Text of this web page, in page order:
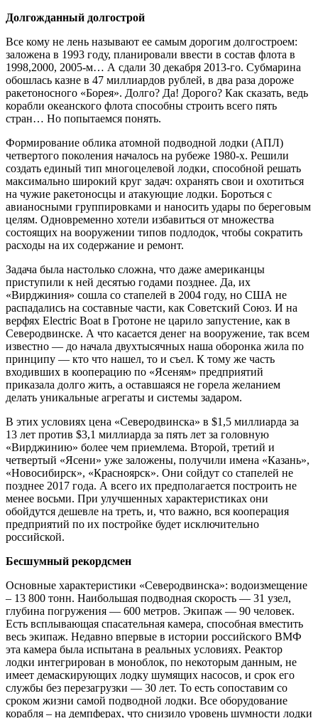
Долгожданный долгострой
Все кому не лень называют ее самым дорогим долгостроем:
заложена в 1993 году, планировали ввести в состав флота в
1998,2000, 2005-м… А сдали 30 декабря 2013-го. Субмарина
обошлась казне в 47 миллиардов рублей, в два раза дороже
ракетоносного «Борея». Долго? Да! Дорого? Как сказать, ведь
корабли океанского флота способны строить всего пять
стран… Но попытаемся понять.
Формирование облика атомной подводной лодки (АПЛ)
четвертого поколения началось на рубеже 1980-х. Решили
создать единый тип многоцелевой лодки, способной решать
максимально широкий круг задач: охранять свои и охотиться
на чужие ракетоносцы и атакующие лодки. Бороться с
авианосными группировками и наносить удары по береговым
целям. Одновременно хотели избавиться от множества
состоящих на вооружении типов подлодок, чтобы сократить
расходы на их содержание и ремонт.
Задача была настолько сложна, что даже американцы
приступили к ней десятью годами позднее. Да, их
«Вирджиния» сошла со стапелей в 2004 году, но США не
распадались на составные части, как Советский Союз. И на
верфях Electric Boat в Гротоне не царило запустение, как в
Северодвинске. А что касается денег на вооружение, так всем
известно — до начала двухтысячных наша оборонка жила по
принципу — кто что нашел, то и съел. К тому же часть
входивших в кооперацию по «Ясеням» предприятий
приказала долго жить, а оставшаяся не горела желанием
делать уникальные агрегаты и системы задаром.
В этих условиях цена «Северодвинска» в $1,5 миллиарда за
13 лет против $3,1 миллиарда за пять лет за головную
«Вирджинию» более чем приемлема. Второй, третий и
четвертый «Ясени» уже заложены, получили имена «Казань»,
«Новосибирск», «Красноярск». Они сойдут со стапелей не
позднее 2017 года. А всего их предполагается построить не
менее восьми. При улучшенных характеристиках они
обойдутся дешевле на треть, и, что важно, вся кооперация
предприятий по их постройке будет исключительно
российской.
Бесшумный рекордсмен
Основные характеристики «Северодвинска»: водоизмещение
– 13 800 тонн. Наибольшая подводная скорость — 31 узел,
глубина погружения — 600 метров. Экипаж — 90 человек.
Есть всплывающая спасательная камера, способная вместить
весь экипаж. Недавно впервые в истории российского ВМФ
эта камера была испытана в реальных условиях. Реактор
лодки интегрирован в моноблок, по некоторым данным, не
имеет демаскирующих лодку шумящих насосов, и срок его
службы без перезагрузки — 30 лет. То есть сопоставим со
сроком жизни самой подводной лодки. Все оборудование
корабля – на демпферах, что снизило уровень шумности лодки